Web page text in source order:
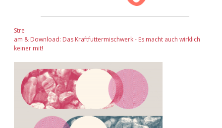
Stre
am & Download: Das Kraftfuttermischwerk - Es macht auch wirklich
keiner mit!